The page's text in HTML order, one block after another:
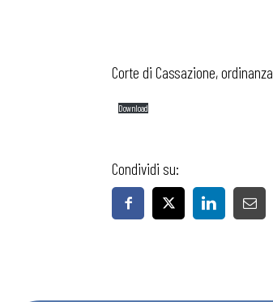
Corte di Cassazione,
Download
Condividi su: